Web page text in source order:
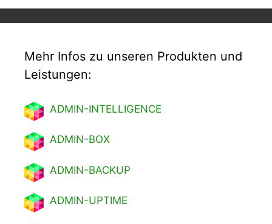
Mehr Infos zu unseren Produkten und
Leistungen:
ADMIN-INTELLIGENCE
ADMIN-BOX
ADMIN-BACKUP
ADMIN-UPTIME